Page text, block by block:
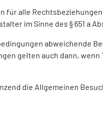
alle
im Sinne des § 651 a
abweichende
gelten auch dann,
die Allgemeinen